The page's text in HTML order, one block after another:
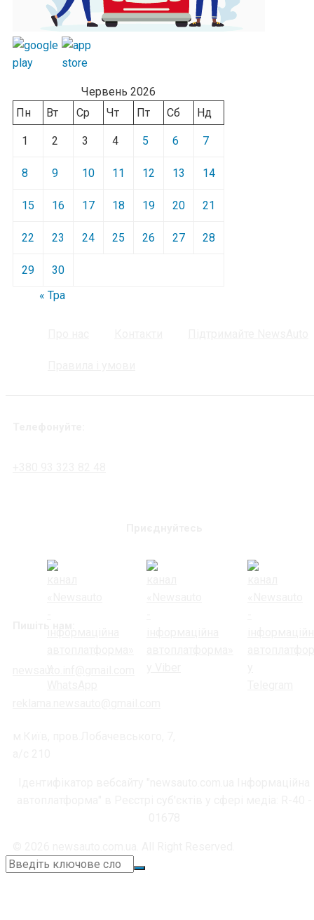
Червень 2026
Пн
Вт Ср Чт Пт Сб Нд
1 2 3 4 5 6 7
8 9 10 11 12 13 14
15 16 17 18 19 20 21
22 23 24 25 26 27 28
29
30
« Тра